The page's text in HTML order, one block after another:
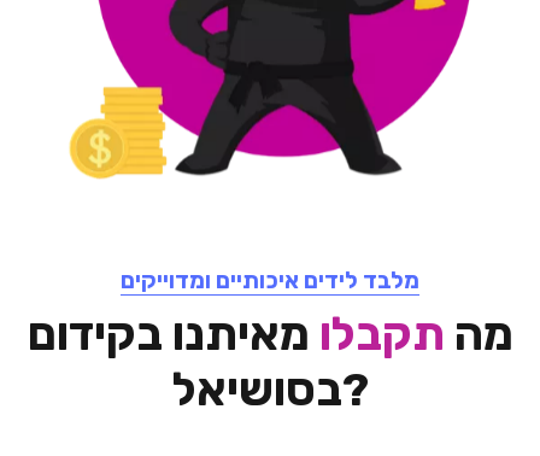
מלבד לידים איכותיים ומדוייקים
מה תקבלו מאיתנו בקידום
בסושיאל?